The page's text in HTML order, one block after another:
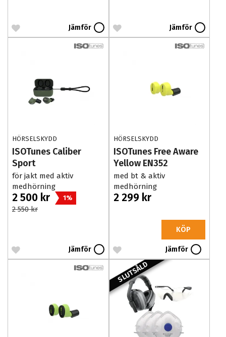
Jämför Jämför
HÖRSELSKYDD
ISOTunes Caliber
Sport
för jakt med aktiv
medhörning
2 500 kr 1%
2 550 kr
Jämför
HÖRSELSKYDD
ISOTunes Free Aware
Yellow EN352
med bt & aktiv
medhörning
2 299 kr
KÖP
Jämför
SLUTSÅLD